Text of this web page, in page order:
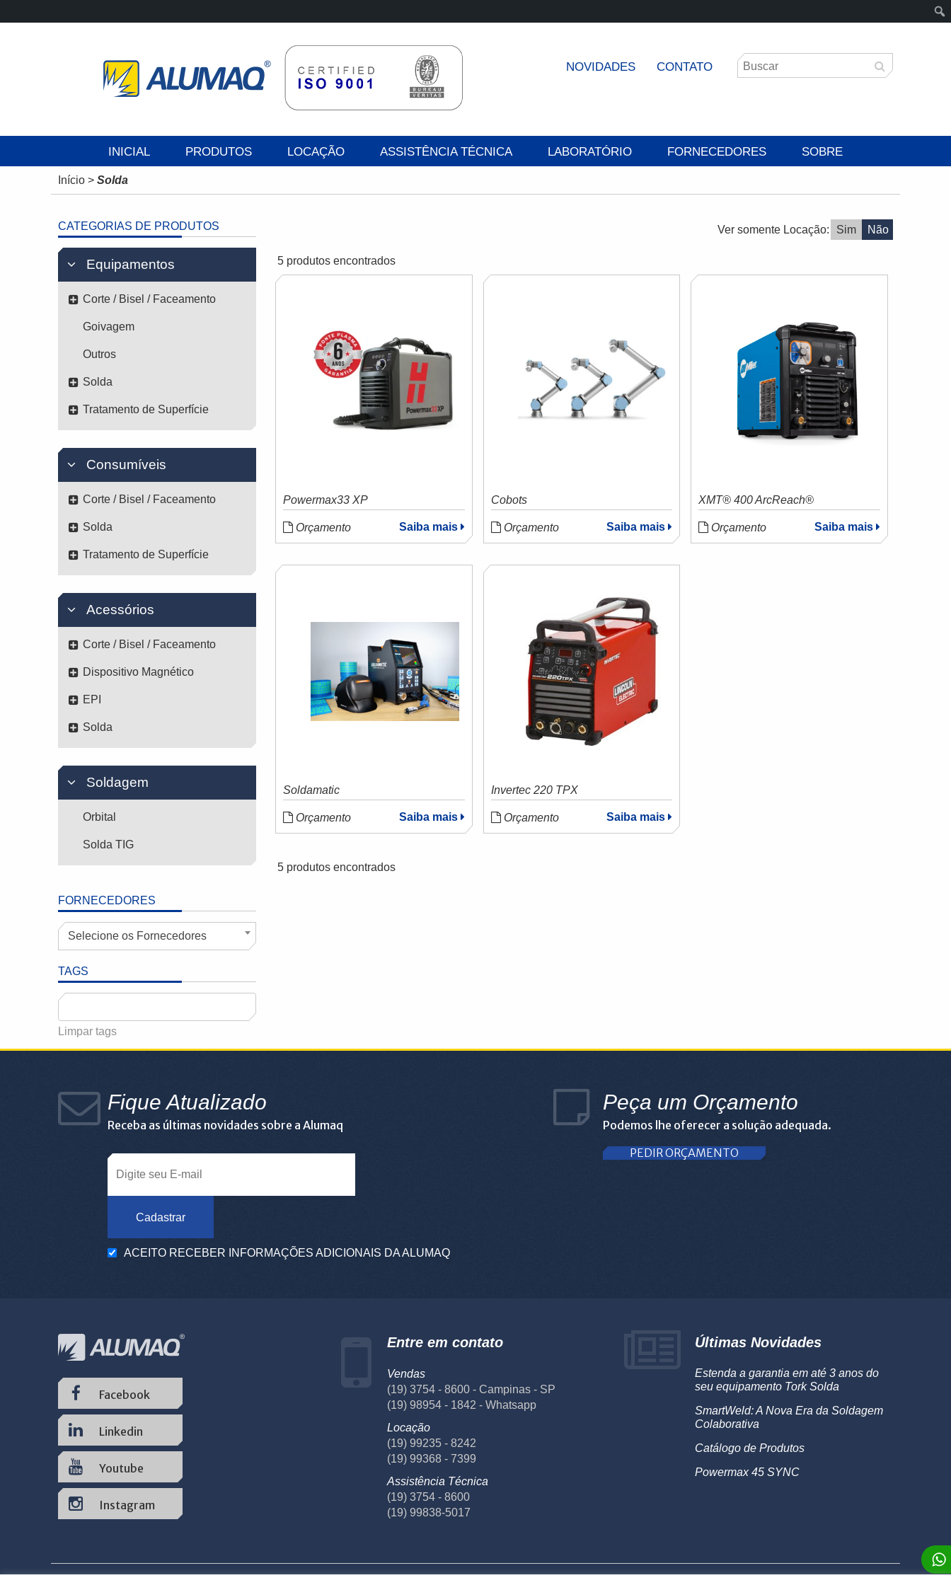
NOVIDADES CONTATO
INICIAL PRODUTOS LOCAÇÃO ASSISTÊNCIA TÉCNICA LABORATÓRIO FORNECEDORES SOBRE
Início > Solda
CATEGORIAS DE PRODUTOS
Equipamentos
Corte / Bisel / Faceamento
Goivagem
Outros
Solda
Tratamento de Superfície
Consumíveis
Corte / Bisel / Faceamento
Solda
Tratamento de Superfície
Acessórios
Corte / Bisel / Faceamento
Dispositivo Magnético
EPI
Solda
Soldagem
Orbital
Solda TIG
FORNECEDORES
Selecione os Fornecedores
TAGS
Limpar tags
Ver somente Locação: Sim Não
5 produtos encontrados
Powermax33 XP
Orçamento Saiba mais
Cobots
Orçamento Saiba mais
XMT® 400 ArcReach®
Orçamento Saiba mais
Soldamatic
Orçamento Saiba mais
Invertec 220 TPX
Orçamento Saiba mais
5 produtos encontrados
Fique Atualizado
Receba as últimas novidades sobre a Alumaq
Cadastrar
ACEITO RECEBER INFORMAÇÕES ADICIONAIS DA ALUMAQ
Peça um Orçamento
Podemos lhe oferecer a solução adequada.
PEDIR ORÇAMENTO
Facebook
Linkedin
Youtube
Instagram
Entre em contato
Vendas
(19) 3754 - 8600 - Campinas - SP
(19) 98954 - 1842 - Whatsapp
Locação
(19) 99235 - 8242
(19) 99368 - 7399
Assistência Técnica
(19) 3754 - 8600
(19) 99838-5017
Últimas Novidades
Estenda a garantia em até 3 anos do
seu equipamento Tork Solda
SmartWeld: A Nova Era da Soldagem
Colaborativa
Catálogo de Produtos
Powermax 45 SYNC